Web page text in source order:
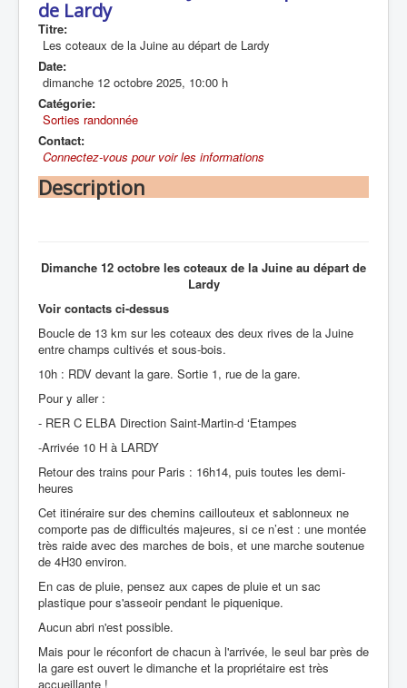
de Lardy
Titre:
Les coteaux de la Juine au départ de Lardy
Date:
dimanche 12 octobre 2025, 10:00 h
Catégorie:
Sorties randonnée
Contact:
Connectez-vous pour voir les informations
Description
Dimanche 12 octobre les coteaux de la Juine au départ de
Lardy
Voir contacts ci-dessus
Boucle de 13 km sur les coteaux des deux rives de la Juine
entre champs cultivés et sous-bois.
10h : RDV devant la gare. Sortie 1, rue de la gare.
Pour y aller :
- RER C ELBA Direction Saint-Martin-d ‘Etampes
-Arrivée 10 H à LARDY
Retour des trains pour Paris : 16h14, puis toutes les demi-
heures
Cet itinéraire sur des chemins caillouteux et sablonneux ne
comporte pas de difficultés majeures, si ce n’est : une montée
très raide avec des marches de bois, et une marche soutenue
de 4H30 environ.
En cas de pluie, pensez aux capes de pluie et un sac
plastique pour s'asseoir pendant le piquenique.
Aucun abri n'est possible.
Mais pour le réconfort de chacun à l'arrivée, le seul bar près de
la gare est ouvert le dimanche et la propriétaire est très
accueillante !